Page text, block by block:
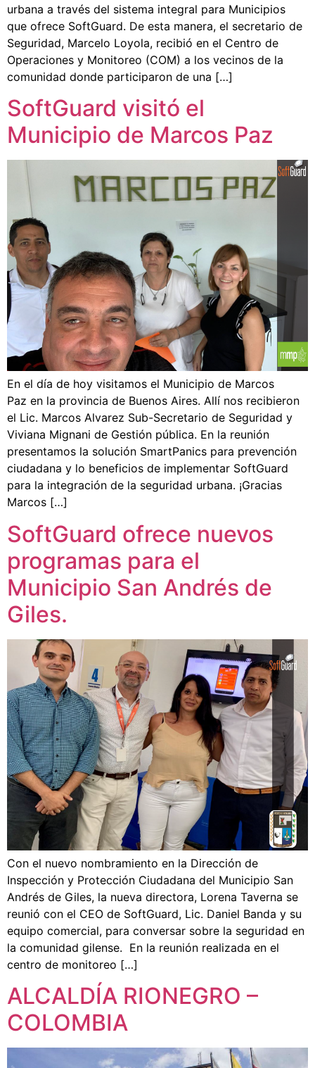
urbana a través del sistema integral para Municipios
que ofrece SoftGuard. De esta manera, el secretario de
Seguridad, Marcelo Loyola, recibió en el Centro de
Operaciones y Monitoreo (COM) a los vecinos de la
comunidad donde participaron de una […]
SoftGuard visitó el
Municipio de Marcos Paz
En el día de hoy visitamos el Municipio de Marcos
Paz en la provincia de Buenos Aires. Allí nos recibieron
el Lic. Marcos Alvarez Sub-Secretario de Seguridad y
Viviana Mignani de Gestión pública. En la reunión
presentamos la solución SmartPanics para prevención
ciudadana y lo beneficios de implementar SoftGuard
para la integración de la seguridad urbana. ¡Gracias
Marcos […]
SoftGuard ofrece nuevos
programas para el
Municipio San Andrés de
Giles.
Con el nuevo nombramiento en la Dirección de
Inspección y Protección Ciudadana del Municipio San
Andrés de Giles, la nueva directora, Lorena Taverna se
reunió con el CEO de SoftGuard, Lic. Daniel Banda y su
equipo comercial, para conversar sobre la seguridad en
la comunidad gilense. En la reunión realizada en el
centro de monitoreo […]
ALCALDÍA RIONEGRO –
COLOMBIA